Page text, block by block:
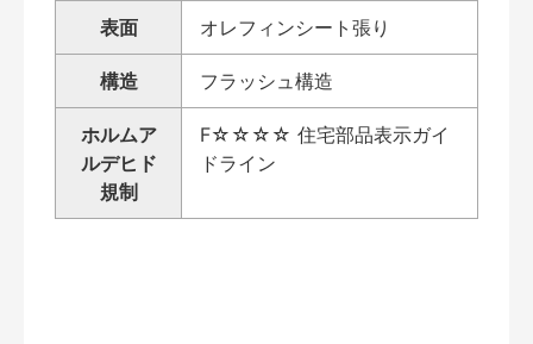
表面 オレフィンシート張り
構造 フラッシュ構造
ホルムア
ルデヒド
規制
F☆☆☆☆ 住宅部品表示ガイ
ドライン